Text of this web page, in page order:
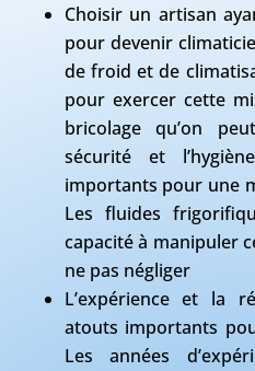
Choisir un artisan
pour devenir
de froid et de
pour exercer cette
bricolage qu’on
sécurité et
importants pour une
Les fluides
capacité à manipuler
ne pas négliger
L’expérience et la
atouts importants
Les années